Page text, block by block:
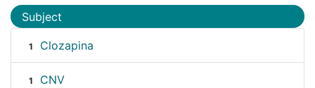
Subject
1 Clozapina
1 CNV